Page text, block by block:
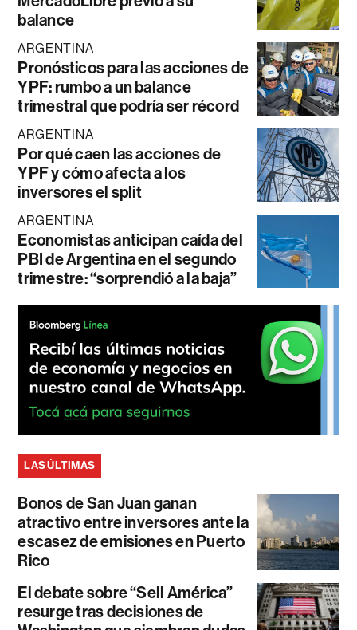
balance
ARGENTINA
Pronósticos para las acciones de
YPF: rumbo a un balance
trimestral que podría ser récord
ARGENTINA
Por qué caen las acciones de
YPF y cómo afecta a los
inversores el split
ARGENTINA
Economistas anticipan caída del
PBI de Argentina en el segundo
trimestre: “sorprendió a la baja”
LAS ÚLTIMAS
Bonos de San Juan ganan
atractivo entre inversores ante la
escasez de emisiones en Puerto
Rico
El debate sobre “Sell América”
resurge tras decisiones de